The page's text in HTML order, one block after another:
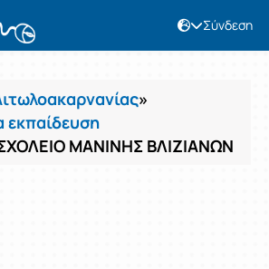
Σύνδεση
»
ΜΑΝΙΝΗΣ ΒΛΙΖΙΑΝΩΝ